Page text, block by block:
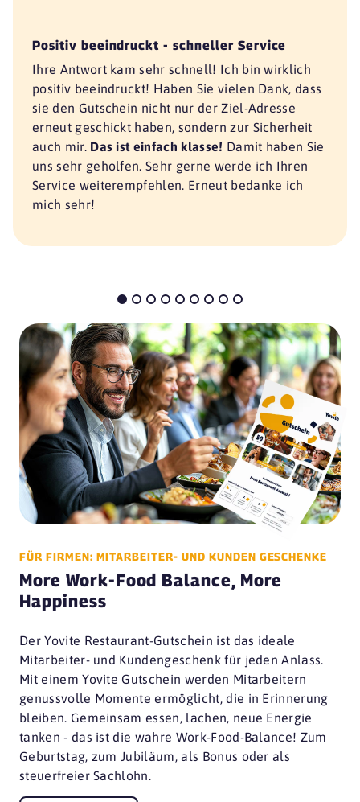
Positiv beeindruckt - schneller Service
Ihre Antwort kam sehr schnell! Ich bin wirklich
positiv beeindruckt! Haben Sie vielen Dank, dass
sie den Gutschein nicht nur der Ziel-Adresse
erneut geschickt haben, sondern zur Sicherheit
auch mir. Das ist einfach klasse! Damit haben Sie
uns sehr geholfen. Sehr gerne werde ich Ihren
Service weiterempfehlen. Erneut bedanke ich
mich sehr!
FÜR FIRMEN: MITARBEITER- UND KUNDEN GESCHENKE
More Work-Food Balance, More
Happiness
Der Yovite Restaurant-Gutschein ist das ideale
Mitarbeiter- und Kundengeschenk für jeden Anlass.
Mit einem Yovite Gutschein werden Mitarbeitern
genussvolle Momente ermöglicht, die in Erinnerung
bleiben. Gemeinsam essen, lachen, neue Energie
tanken - das ist die wahre Work-Food-Balance! Zum
Geburtstag, zum Jubiläum, als Bonus oder als
steuerfreier Sachlohn.